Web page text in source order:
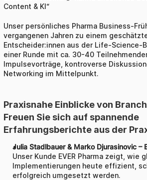
Content & KI“
Unser persönliches Pharma Business-
vergangenen Jahren zu einem
Entscheider:innen aus der Life-Science-
einer Runde mit ca. 30-40
Impulsevorträge, kontroverse
Networking im Mittelpunkt.
Praxisnahe Einblicke von
Freuen Sie sich auf spannende
Erfahrungsberichte aus der
Julia Stadlbauer & Marko Djurasinovic –
Unser Kunde EVER Pharma zeigt, wie
Implementierungen heute effizient,
erfolgreich umgesetzt werden.